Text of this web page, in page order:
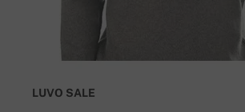
LUVO SALE